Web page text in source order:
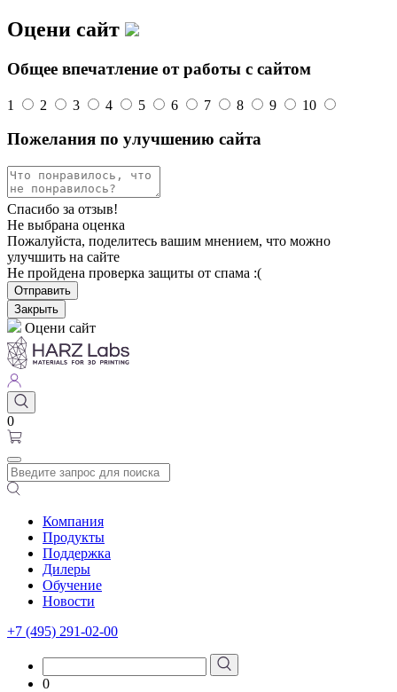
Оцени сайт
Общее впечатление от работы с сайтом
1 2 3 4 5 6 7 8 9 10
Пожелания по улучшению сайта
Спасибо за отзыв!
Не выбрана оценка
Пожалуйста, поделитесь вашим мнением, что можно
улучшить на сайте
Не пройдена проверка защиты от спама :(
Отправить
Закрыть
Оцени сайт
0
Компания
Продукты
Поддержка
Дилеры
Обучение
Новости
+7 (495) 291-02-00
0